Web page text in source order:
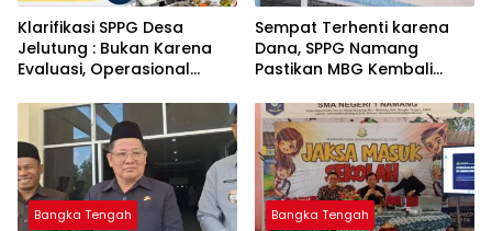
‎Klarifikasi SPPG Desa
Jelutung : Bukan Karena
Evaluasi, Operasional
Dana Banper Belum Cair
‎Sempat Terhenti karena
Dana, SPPG Namang
Pastikan MBG Kembali
Bangka Tengah Bangka Tengah